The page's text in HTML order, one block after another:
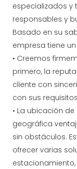
especializados y
responsables y
Basado en su
empresa tiene
• Creemos
primero, la
cliente con
con sus
• La ubicación
geográfica
sin obstáculos.
ofrecer varias